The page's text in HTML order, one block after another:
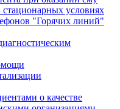
условиях
"Горячих линий"
о качестве